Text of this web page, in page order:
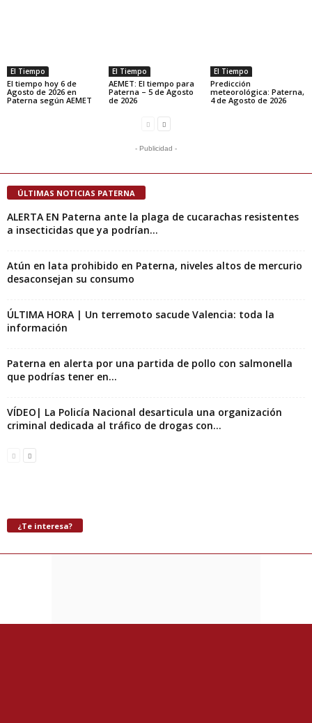
El Tiempo
El tiempo hoy 6 de
Agosto de 2026 en
Paterna según AEMET
El Tiempo
AEMET: El tiempo para
Paterna – 5 de Agosto
de 2026
El Tiempo
Predicción
meteorológica: Paterna,
4 de Agosto de 2026
- Publicidad -
ÚLTIMAS NOTICIAS PATERNA
ALERTA EN Paterna ante la plaga de cucarachas resistentes
a insecticidas que ya podrían...
Atún en lata prohibido en Paterna, niveles altos de mercurio
desaconsejan su consumo
ÚLTIMA HORA | Un terremoto sacude Valencia: toda la
información
Paterna en alerta por una partida de pollo con salmonella
que podrías tener en...
VÍDEO| La Policía Nacional desarticula una organización
criminal dedicada al tráfico de drogas con...
¿Te interesa?